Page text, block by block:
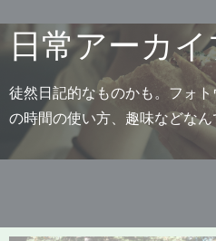
日常アーカイ
徒然日記的なものかも。フォ
の時間の使い方、趣味などなん